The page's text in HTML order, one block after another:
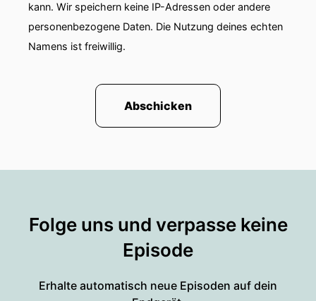
kann. Wir speichern keine IP-Adressen oder andere
personenbezogene Daten. Die Nutzung deines echten
Namens ist freiwillig.
Abschicken
Folge uns und verpasse keine
Episode
Erhalte automatisch neue Episoden auf dein